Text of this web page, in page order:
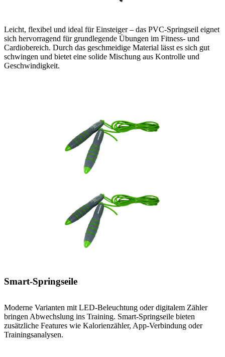
Leicht, flexibel und ideal für Einsteiger – das PVC-Springseil eignet
sich hervorragend für grundlegende Übungen im Fitness- und
Cardiobereich. Durch das geschmeidige Material lässt es sich gut
schwingen und bietet eine solide Mischung aus Kontrolle und
Geschwindigkeit.
Smart-Springseile
Moderne Varianten mit LED-Beleuchtung oder digitalem Zähler
bringen Abwechslung ins Training. Smart-Springseile bieten
zusätzliche Features wie Kalorienzähler, App-Verbindung oder
Trainingsanalysen.